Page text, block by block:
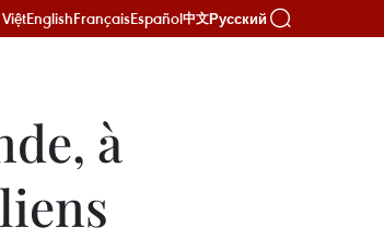
EnglishFrançaisEspañol中文Русский
à